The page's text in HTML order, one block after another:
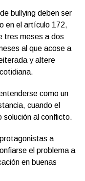
bullying deben ser
en el artículo 172,
tres meses a dos
al que acose a
y altere
como un
cuando el
solución al conflicto.
a
el problema a
en buenas